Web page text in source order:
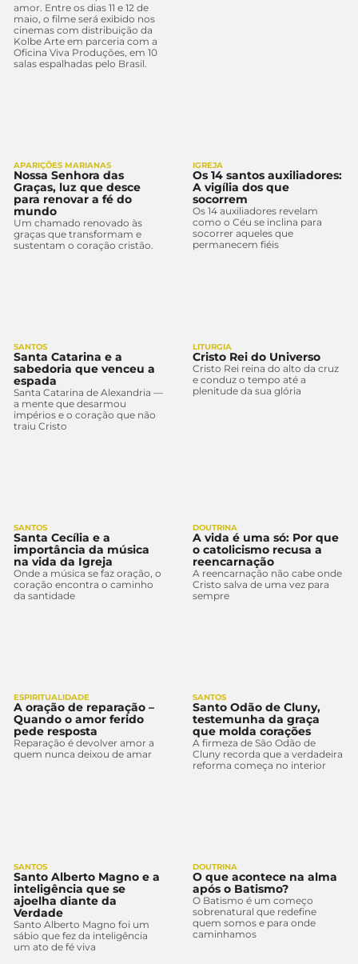
amor. Entre os dias 11 e 12 de
maio, o filme será exibido nos
cinemas com distribuição da
Kolbe Arte em parceria com a
Oficina Viva Produções, em 10
salas espalhadas pelo Brasil.
APARIÇÕES MARIANAS
Nossa Senhora das
Graças, luz que desce
para renovar a fé do
mundo
Um chamado renovado às
graças que transformam e
sustentam o coração cristão.
IGREJA
Os 14 santos auxiliadores:
A vigília dos que
socorrem
Os 14 auxiliadores revelam
como o Céu se inclina para
socorrer aqueles que
permanecem fiéis
SANTOS
Santa Catarina e a
sabedoria que venceu a
espada
Santa Catarina de Alexandria —
a mente que desarmou
impérios e o coração que não
traiu Cristo
LITURGIA
Cristo Rei do Universo
Cristo Rei reina do alto da cruz
e conduz o tempo até a
plenitude da sua glória
SANTOS
Santa Cecília e a
importância da música
na vida da Igreja
Onde a música se faz oração, o
coração encontra o caminho
da santidade
DOUTRINA
A vida é uma só: Por que
o catolicismo recusa a
reencarnação
A reencarnação não cabe onde
Cristo salva de uma vez para
sempre
ESPIRITUALIDADE
A oração de reparação –
Quando o amor ferido
pede resposta
Reparação é devolver amor a
quem nunca deixou de amar
SANTOS
Santo Odão de Cluny,
testemunha da graça
que molda corações
A firmeza de São Odão de
Cluny recorda que a verdadeira
reforma começa no interior
SANTOS
Santo Alberto Magno e a
inteligência que se
ajoelha diante da
Verdade
Santo Alberto Magno foi um
sábio que fez da inteligência
um ato de fé viva
DOUTRINA
O que acontece na alma
após o Batismo?
O Batismo é um começo
sobrenatural que redefine
quem somos e para onde
caminhamos